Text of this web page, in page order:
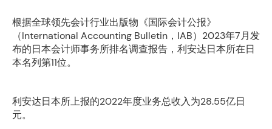
根据全球领先会计行业出版物《国际会计公报》
（International Accounting Bulletin，IAB）2023年7月发
布的日本会计师事务所排名调查报告，利安达日本所在日
本名列第11位。
利安达日本所上报的2022年度业务总收入为28.55亿日
元。